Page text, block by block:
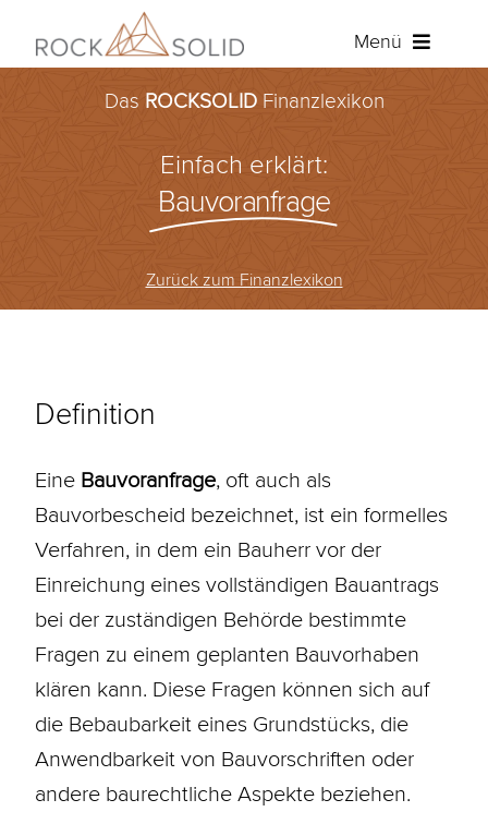
Inhalt
Menü
Baufinanzierung
Ratenkredit
Über ROCKSOLID
Das ROCKSOLIDFinanzlexikon
Einfach erklärt:
Bauvoranfrage
Zurück zum Finanzlexikon
Definition
Eine Bauvoranfrage, oft auch als
Bauvorbescheid bezeichnet, ist ein formelles
Verfahren, in dem ein Bauherrvor der
Einreichung eines vollständigen Bauantrags
bei der zuständigen Behörde bestimmte
Fragen zu einem geplanten Bauvorhaben
klären kann. Diese Fragen können sich auf
die Bebaubarkeit eines Grundstücks, die
Anwendbarkeit von Bauvorschriften oder
andere baurechtliche Aspekte beziehen.